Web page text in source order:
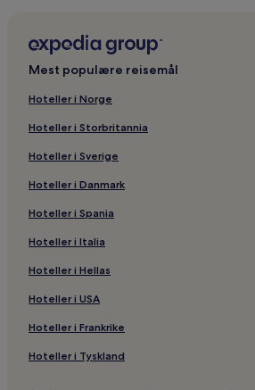
Mest populære reisemål
Hoteller i Norge
Hoteller i Storbritannia
Hoteller i Sverige
Hoteller i Danmark
Hoteller i Spania
Hoteller i Italia
Hoteller i Hellas
Hoteller i USA
Hoteller i Frankrike
Hoteller i Tyskland